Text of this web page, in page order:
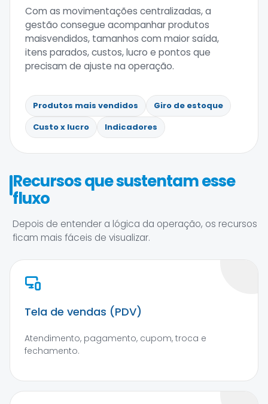
Com as movimentações centralizadas, a
gestão consegue acompanhar produtos
maisvendidos, tamanhos com maior saída,
itens parados, custos, lucro e pontos que
precisam de ajuste na operação.
Produtos mais vendidos
Giro de estoque
Custo x lucro
Indicadores
Recursos que sustentam esse
fluxo
Depois de entender a lógica da operação, os recursos
ficam mais fáceis de visualizar.
Tela de vendas (PDV)
Atendimento, pagamento, cupom, troca e
fechamento.